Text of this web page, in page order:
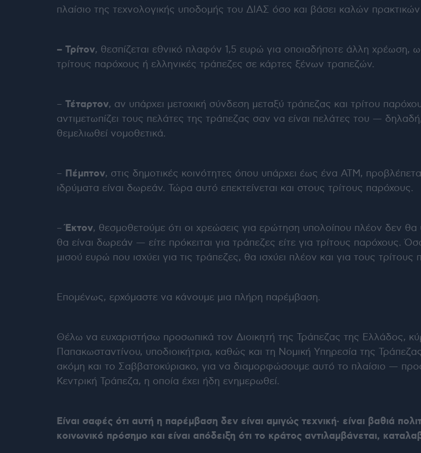
πλαίσιο της τεχνολογικής υποδομής του ΔΙΑΣ όσο και βάσει καλών
– Τρίτον, θεσπίζεται εθνικό πλαφόν 1,5 ευρώ για οποιαδήποτε άλλη
τρίτους παρόχους ή ελληνικές τράπεζες σε κάρτες ξένων τραπεζών.
– Τέταρτον, αν υπάρχει μετοχική σύνδεση μεταξύ τράπεζας και τρίτου
αντιμετωπίζει τους πελάτες της τράπεζας σαν να είναι πελάτες του —
θεμελιωθεί νομοθετικά.
– Πέμπτον, στις δημοτικές κοινότητες όπου υπάρχει έως ένα ΑΤΜ,
ιδρύματα είναι δωρεάν. Τώρα αυτό επεκτείνεται και στους τρίτους παρόχους.
–Έκτον, θεσμοθετούμε ότι οι χρεώσεις για ερώτηση υπολοίπου πλέον δεν
θα είναι δωρεάν — είτε πρόκειται για τράπεζες είτε για τρίτους
μισού ευρώ που ισχύει για τις τράπεζες, θα ισχύει πλέον και για τους τρίτους
Επομένως, ερχόμαστε να κάνουμε μια πλήρη παρέμβαση.
Θέλω να ευχαριστήσω προσωπικά τον Διοικητή της Τράπεζας της Ελλάδος,
Παπακωσταντίνου, υποδιοικήτρια, καθώς και τη Νομική Υπηρεσία της
ακόμη και το Σαββατοκύριακο, για να διαμορφώσουμε αυτό το πλαίσιο —
Κεντρική Τράπεζα, η οποία έχει ήδη ενημερωθεί.
Είναι σαφές ότι αυτή η παρέμβαση δεν είναι αμιγώς τεχνική· είναι βαθιά
κοινωνικό πρόσημο και είναι απόδειξη ότι το κράτος αντιλαμβάνεται,